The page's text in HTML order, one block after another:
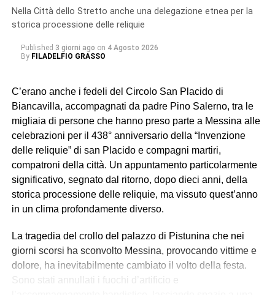
Nella Città dello Stretto anche una delegazione etnea per la
storica processione delle reliquie
Published 3 giorni ago on 4 Agosto 2026
By FILADELFIO GRASSO
C’erano anche i fedeli del Circolo San Placido di
Biancavilla, accompagnati da padre Pino Salerno, tra le
migliaia di persone che hanno preso parte a Messina alle
celebrazioni per il 438° anniversario della “Invenzione
delle reliquie” di san Placido e compagni martiri,
compatroni della città. Un appuntamento particolarmente
significativo, segnato dal ritorno, dopo dieci anni, della
storica processione delle reliquie, ma vissuto quest’anno
in un clima profondamente diverso.
La tragedia del crollo del palazzo di Pistunina che nei
giorni scorsi ha sconvolto Messina, provocando vittime e
dolore, ha inevitabilmente cambiato il volto della festa.
Sono stati annullati i fuochi d’artificio e